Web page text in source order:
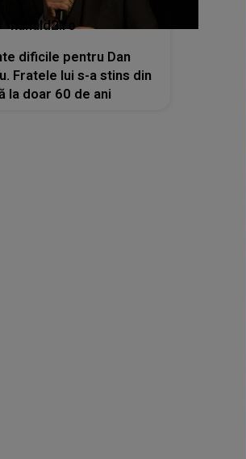
kanald2.ro
dificile pentru Dan
Fratele lui s-a stins din
la doar 60 de ani